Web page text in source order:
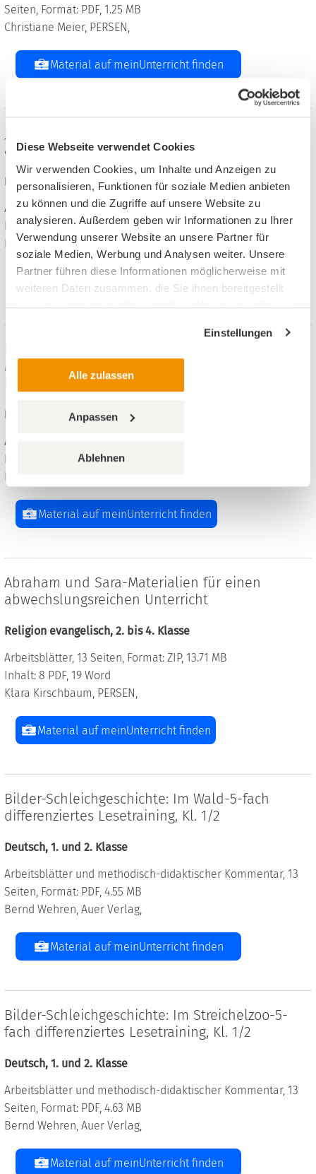
Diese Webseite verwendet Cookies
Wir verwenden Cookies, um Inhalte und Anzeigen zu
personalisieren, Funktionen für soziale Medien anbieten
zu können und die Zugriffe auf unsere Website zu
analysieren. Außerdem geben wir Informationen zu Ihrer
Verwendung unserer Website an unsere Partner für
soziale Medien, Werbung und Analysen weiter. Unsere
Partner führen diese Informationen möglicherweise mit
weiteren Daten zusammen, die Sie ihnen bereitgestellt
haben oder die sie im Rahmen Ihrer Nutzung der Dienste
Einstellungen
Alle zulassen
Anpassen
Ablehnen
Seiten, Format: PDF, 1.25 MB
Christiane Meier, PERSEN,
Material auf meinUnterricht finden
abwechslungsreichen Unterricht
Religion evangelisch, 2. bis 4. Klasse
Arbeitsblätter, 17 Seiten, Format: ZIP, 14.70 MB
Inhalt: 8 PDF, 20 Word
Klara Kirschbaum, PERSEN,
Material auf meinUnterricht finden
Materialien für einen abwechslungsreichen
Religion evangelisch, 2. bis 4. Klasse
Arbeitsblätter, 12 Seiten, Format: ZIP, 11.90 MB
Inhalt: 8 PDF, 16 Word
Klara Kirschbaum, PERSEN,
Material auf meinUnterricht finden
Abraham und Sara-Materialien für einen
abwechslungsreichen Unterricht
Religion evangelisch, 2. bis 4. Klasse
Arbeitsblätter, 13 Seiten, Format: ZIP, 13.71 MB
Inhalt: 8 PDF, 19 Word
Klara Kirschbaum, PERSEN,
Material auf meinUnterricht finden
Bilder-Schleichgeschichte: Im Wald-5-fach
differenziertes Lesetraining, Kl. 1/2
Deutsch, 1. und 2. Klasse
Arbeitsblätter und methodisch-didaktischer Kommentar, 13
Seiten, Format: PDF, 4.55 MB
Bernd Wehren, Auer Verlag,
Material auf meinUnterricht finden
Bilder-Schleichgeschichte: Im Streichelzoo-5-
fach differenziertes Lesetraining, Kl. 1/2
Deutsch, 1. und 2. Klasse
Arbeitsblätter und methodisch-didaktischer Kommentar, 13
Seiten, Format: PDF, 4.63 MB
Bernd Wehren, Auer Verlag,
Material auf meinUnterricht finden